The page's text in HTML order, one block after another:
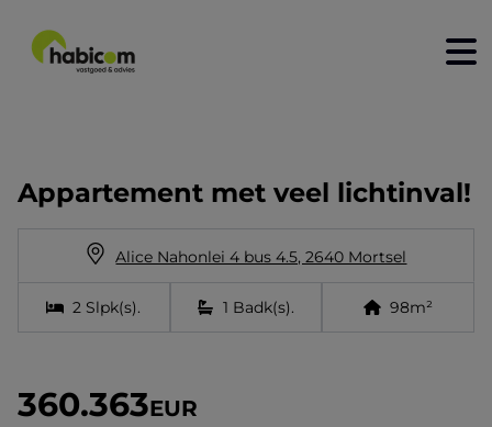
kopen
nieuwbouw
verkopen
contact
Appartement met veel lichtinval!
Alice Nahonlei 4 bus 4.5, 2640 Mortsel
2 Slpk(s). 1 Badk(s). 98m²
360.363EUR